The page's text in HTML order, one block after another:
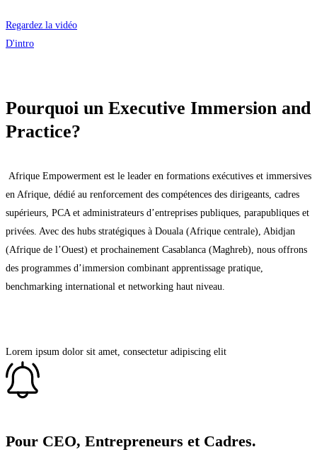
Regardez la vidéo
D'intro
Pourquoi un Executive Immersion and
Practice?
Afrique Empowerment est le leader en formations exécutives et immersives
en Afrique, dédié au renforcement des compétences des dirigeants, cadres
supérieurs, PCA et administrateurs d’entreprises publiques, parapubliques et
privées. Avec des hubs stratégiques à Douala (Afrique centrale), Abidjan
(Afrique de l’Ouest) et prochainement Casablanca (Maghreb), nous offrons
des programmes d’immersion combinant apprentissage pratique,
benchmarking international et networking haut niveau.
Lorem ipsum dolor sit amet, consectetur adipiscing elit
Pour CEO, Entrepreneurs et Cadres.